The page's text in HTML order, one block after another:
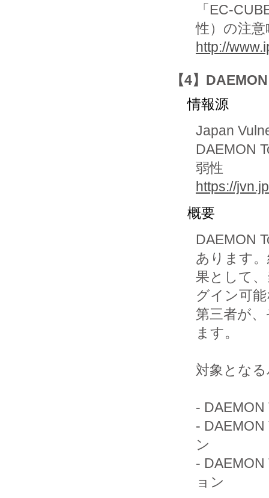
「EC-
性）の注意
http://
【4】
情報源
Japan
DAEMON
弱性
https://
概要
DAEMON
あります
果として
グイン可
第三者が
ます。
対象とな
-
-
ン
-
ョン